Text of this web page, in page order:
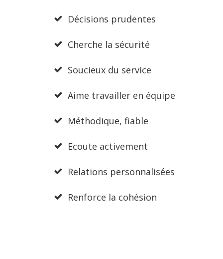
Décisions prudentes
Cherche la sécurité
Soucieux du service
Aime travailler en équipe
Méthodique, fiable
Ecoute activement
Relations personnalisées
Renforce la cohésion